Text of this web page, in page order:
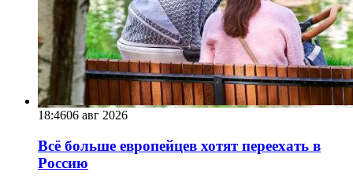
18:4606 авг 2026
Всё больше европейцев хотят переехать в
Россию